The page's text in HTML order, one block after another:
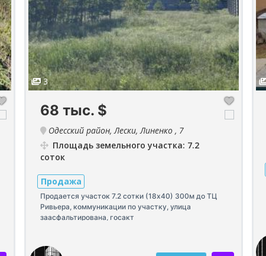
3
68 тыс. $
Одесский район, Лески, Линенко , 7
Площадь земельного участка: 7.2
соток
Продажа
Продается участок 7.2 сотки (18х40) 300м до ТЦ
Ривьера, коммуникации по участку, улица
заасфальтирована, госакт